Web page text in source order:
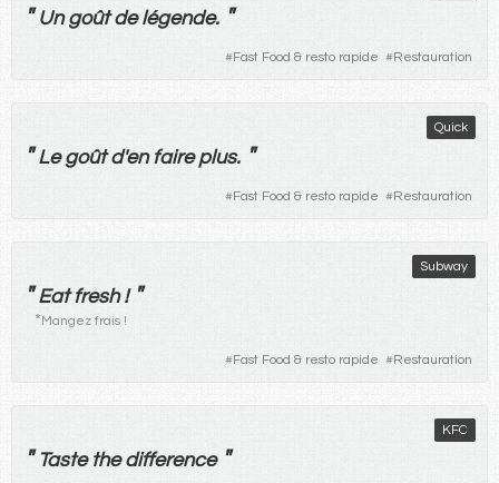
" Un goût de légende. "
#Fast Food & resto rapide #Restauration
Quick
" Le goûtd'en faire plus. "
#Fast Food & resto rapide #Restauration
Subway
"Eat fresh ! "
*Mangez frais !
#Fast Food & resto rapide #Restauration
KFC
"Taste the difference "